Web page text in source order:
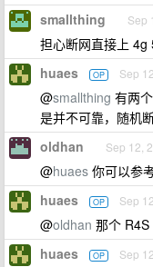
smallthing Sep
担心断网直接上 4g
huaes OP Sep
@smallthing 有两
是并不可靠，随机
oldhan Sep 12,
@huaes 你可以参
huaes OP Sep
@oldhan 那个 R4S
huaes OP Sep